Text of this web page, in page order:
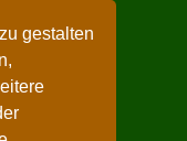
gestalten